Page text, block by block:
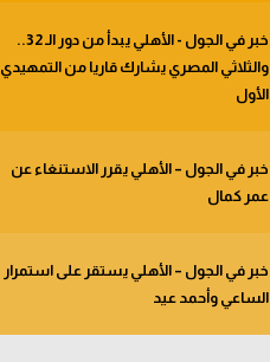
خبر في الجول - الأهلي يبدأ من دور الـ 32..
والثلاثي المصري يشارك قاريا من التمهيدي
الأول
خبر في الجول – الأهلي يقرر الاستنغاء عن
عمر كمال
خبر في الجول – الأهلي يستقر على استمرار
الساعي وأحمد عيد